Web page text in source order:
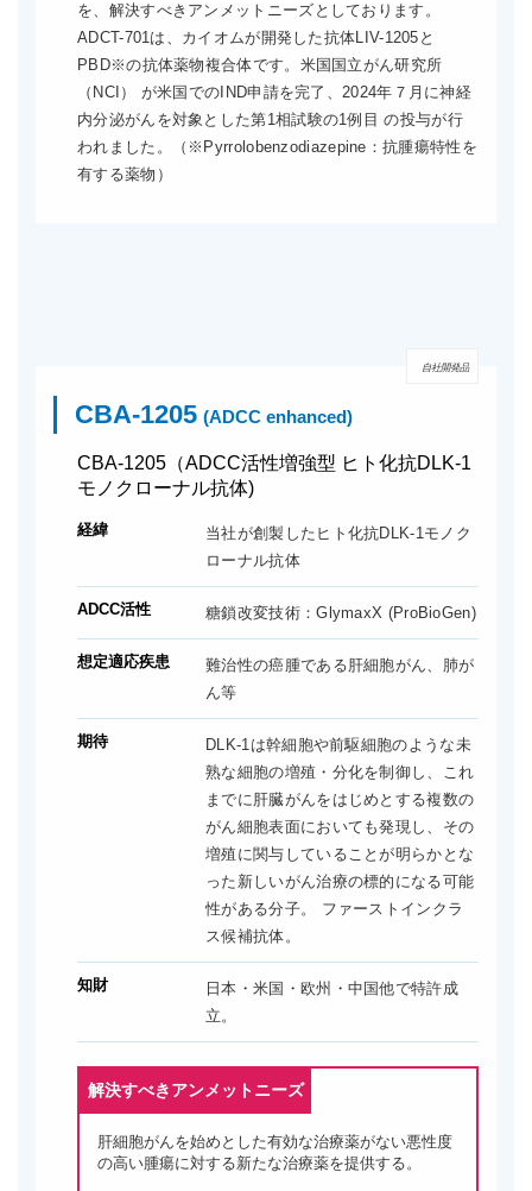
を、解決すべきアンメットニーズとしております。
ADCT-701は、カイオムが開発した抗体LIV-1205と
PBD※の抗体薬物複合体です。米国国立がん研究所
（NCI） が米国でのIND申請を完了、2024年７月に神経
内分泌がんを対象とした第1相試験の1例目 の投与が行
われました。（※Pyrrolobenzodiazepine：抗腫瘍特性を
有する薬物）
CBA-1205 (ADCC enhanced)
自社開発品
CBA-1205（ADCC活性増強型 ヒト化抗DLK-1
モノクローナル抗体)
経緯
当社が創製したヒト化抗DLK-1モノク
ローナル抗体
ADCC活性 糖鎖改変技術：GlymaxX (ProBioGen)
想定適応疾患
難治性の癌腫である肝細胞がん、肺が
ん等
期待
DLK-1は幹細胞や前駆細胞のような未
熟な細胞の増殖・分化を制御し、これ
までに肝臓がんをはじめとする複数の
がん細胞表面においても発現し、その
増殖に関与していることが明らかとな
った新しいがん治療の標的になる可能
性がある分子。 ファーストインクラ
ス候補抗体。
知財
日本・米国・欧州・中国他で特許成
立。
解決すべきアンメットニーズ
肝細胞がんを始めとした有効な治療薬がない悪性度
の高い腫瘍に対する新たな治療薬を提供する。